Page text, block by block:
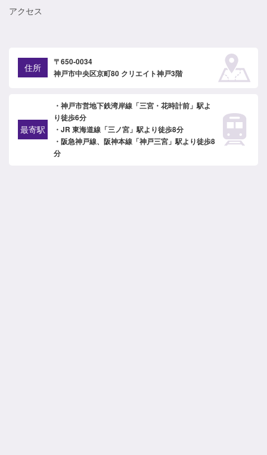
アクセス
住所
〒650-0034
神戸市中央区京町80 クリエイト神戸3階
最寄駅
・神戸市営地下鉄湾岸線「三宮・花時計前」駅よ
り徒歩6分
・JR 東海道線「三ノ宮」駅より徒歩8分
・阪急神戸線、阪神本線「神戸三宮」駅より徒歩8
分